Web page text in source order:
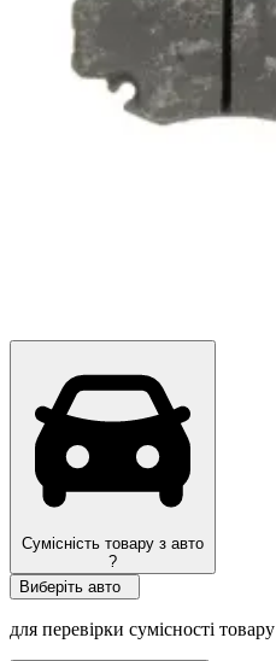
Сумісність товару з авто
?
Виберіть авто
для перевірки сумісності товару